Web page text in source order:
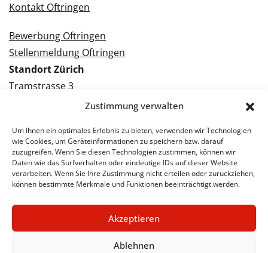
Zustimmung verwalten
Um Ihnen ein optimales Erlebnis zu bieten, verwenden wir Technologien
wie Cookies, um Geräteinformationen zu speichern bzw. darauf
zuzugreifen. Wenn Sie diesen Technologien zustimmen, können wir
Daten wie das Surfverhalten oder eindeutige IDs auf dieser Website
verarbeiten. Wenn Sie Ihre Zustimmung nicht erteilen oder zurückziehen,
können bestimmte Merkmale und Funktionen beeinträchtigt werden.
Akzeptieren
Ablehnen
Kontakt Oftringen
Bewerbung Oftringen
Stellenmeldung Oftringen
Standort Zürich
Tramstrasse 3
Kontakt Zürich
Bewerbung Zürich
Stellenmeldung Zürich